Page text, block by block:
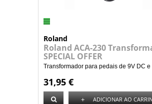
Roland
Roland ACA-230
SPECIAL OFFER
Transformador para pedais de 9V DC e
31,95 €
+ ADICIONAR AO